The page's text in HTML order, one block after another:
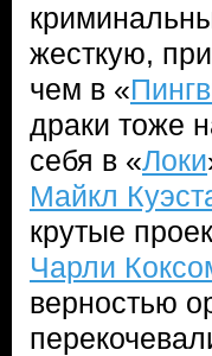
жесткую,
чем в «
драки тоже
себя в «Локи
Майкл
крутые
Чарли
верностью